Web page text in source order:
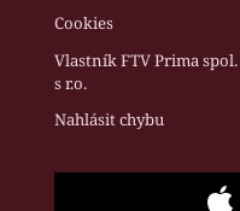
Cookies
Vlastník FTV Prima spol.
s r.o.
Nahlásit chybu